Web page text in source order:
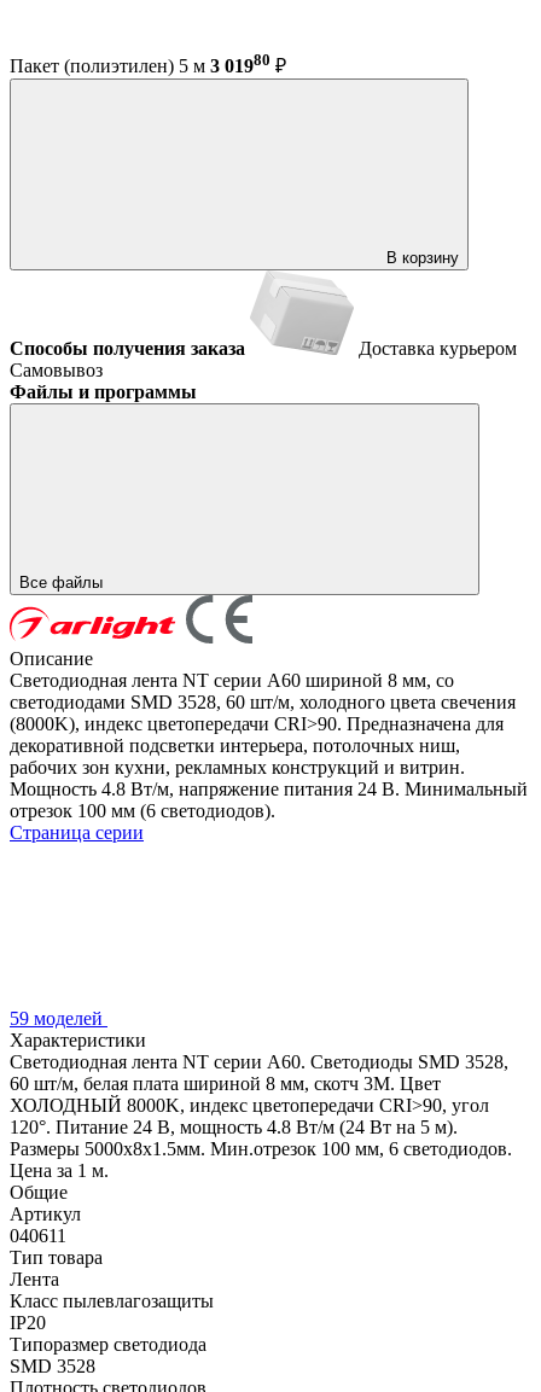
Пакет (полиэтилен) 5 м 3 01980 ₽
В корзину
Способы получения заказа
Доставка курьером
Самовывоз
Файлы и программы
Все файлы
Описание
Светодиодная лента NT серии A60 шириной 8 мм, со
светодиодами SMD 3528, 60 шт/м, холодного цвета свечения
(8000K), индекс цветопередачи CRI>90. Предназначена для
декоративной подсветки интерьера, потолочных ниш,
рабочих зон кухни, рекламных конструкций и витрин.
Мощность 4.8 Вт/м, напряжение питания 24 В. Минимальный
отрезок 100 мм (6 светодиодов).
Страница серии
59 моделей
Характеристики
Светодиодная лента NT серии A60. Светодиоды SMD 3528,
60 шт/м, белая плата шириной 8 мм, скотч 3M. Цвет
ХОЛОДНЫЙ 8000K, индекс цветопередачи CRI>90, угол
120°. Питание 24 В, мощность 4.8 Вт/м (24 Вт на 5 м).
Размеры 5000х8x1.5мм. Мин.отрезок 100 мм, 6 светодиодов.
Цена за 1 м.
Общие
Артикул
040611
Тип товара
Лента
Класс пылевлагозащиты
IP20
Типоразмер светодиода
SMD 3528
Плотность светодиодов